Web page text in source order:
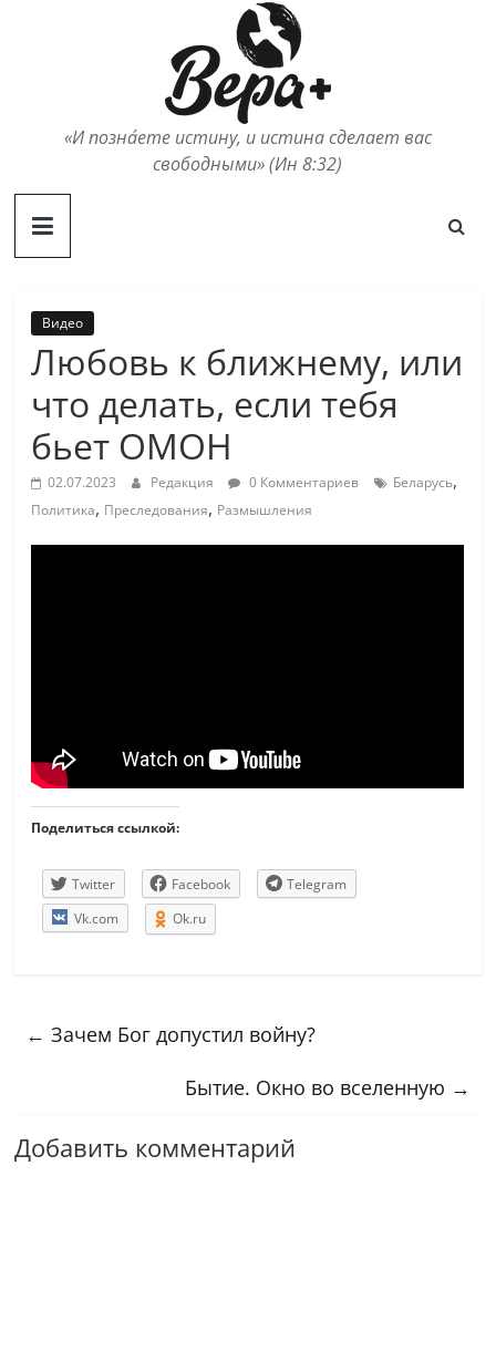
«И позна́ете истину, и истина сделает вас
свободными» (Ин 8:32)
Видео
Любовь к ближнему, или
что делать, если тебя
бьет ОМОН
02.07.2023 Редакция 0 Комментариев Беларусь,
Политика, Преследования, Размышления
Поделиться ссылкой:
Twitter Facebook
Telegram
Vk.com
Ok.ru
← Зачем Бог допустил войну?
Бытие. Окно во вселенную →
Добавить комментарий